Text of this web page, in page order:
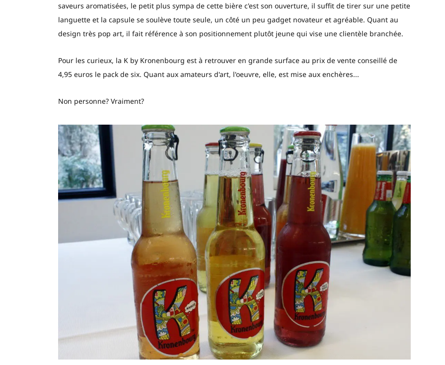
saveurs aromatisées, le petit plus sympa de cette bière c'est son ouverture, il suffit de tirer sur une petite
languette et la capsule se soulève toute seule, un côté un peu gadget novateur et agréable. Quant au
design très pop art, il fait référence à son positionnement plutôt jeune qui vise une clientèle branchée.
Pour les curieux, la K by Kronenbourg est à retrouver en grande surface au prix de vente conseillé de
4,95 euros le pack de six. Quant aux amateurs d'art, l'oeuvre, elle, est mise aux enchères...
Non personne? Vraiment?